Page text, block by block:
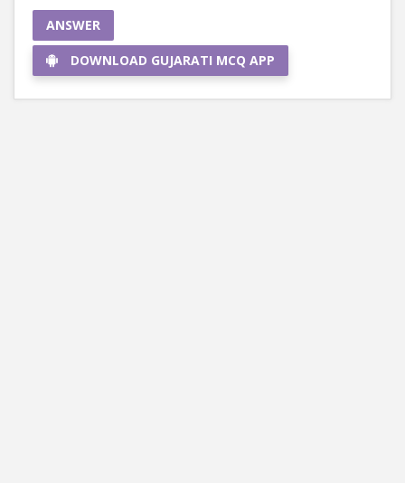
ANSWER
DOWNLOAD GUJARATI MCQ APP